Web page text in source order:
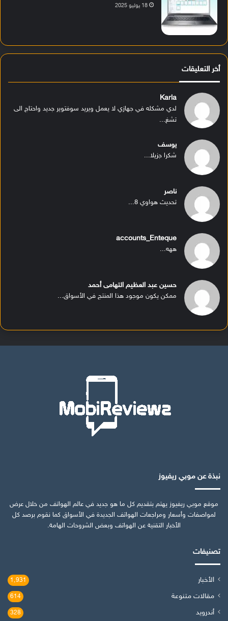
18 يوليو 2025
أخر التعليقات
Karla
لدي مشكله في جهازي لا يعمل ويريد سوفتوير جديد واحتاج الى
تشغ...
يوسف
شكرا جزيلا...
ناصر
تحديث هواوي 8...
accounts_Enteque
ههه...
حسين عبد العظيم التهامى أحمد
ممكن يكون موجود هذا المنتج في الأسواق...
نبذة عن موبي ريفيوز
موقع موبي ريفيوز يهتم بتقديم كل ما هو جديد في عالم الهواتف من خلال عرض
لمواصفات وأسعار ومراجعات الهواتف الجديدة في الأسواق كما نقوم برصد كل
الأخبار التقنية عن الهواتف وبعض الشروحات الهامة.
تصنيفات
الأخبار 1٬931
مقالات متنوعة 614
أندرويد 328